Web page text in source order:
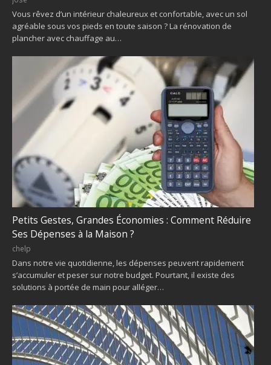
Vous rêvez d’un intérieur chaleureux et confortable, avec un sol
agréable sous vos pieds en toute saison ? La rénovation de
plancher avec chauffage au…
Petits Gestes, Grandes Économies : Comment Réduire
Ses Dépenses à la Maison ?
chelp
Dans notre vie quotidienne, les dépenses peuvent rapidement
s’accumuler et peser sur notre budget. Pourtant, il existe des
solutions à portée de main pour alléger…